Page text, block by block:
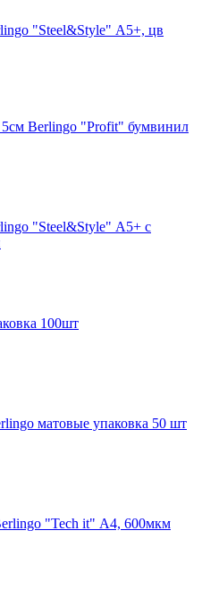
"Steel&Style" А5+, цв
5см Berlingo "Profit" бумвинил
"Steel&Style" А5+ с
100шт
матовые упаковка 50 шт
"Tech it" А4, 600мкм